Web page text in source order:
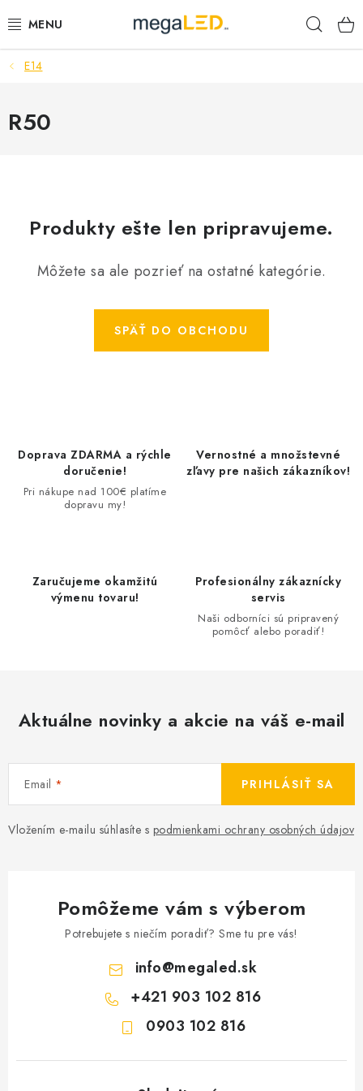
na
PRIEMYSEL
SVIETIDLÁ
ELEKTROMATERIÁL
VENTILÁTORY
SAMSUNG SVIETIDLÁ
DOM A ZÁHRADA
OBCHODNÉ PODMIENKY
O NÁS - MEGALED & JANTON ZÁKAMENNÉ
Reklamácie a formulár na odstúpenie od zmluvy
E14
R50
Produkty ešte len pripravujeme.
Môžete sa ale pozrieť na ostatné kategórie.
SPÄŤ DO OBCHODU
Doprava ZDARMA a rýchle
doručenie!
Pri nákupe nad 100€ platíme
dopravu my!
Vernostné a množstevné
zľavy pre našich zákazníkov!
Zaručujeme okamžitú
výmenu tovaru!
Profesionálny zákaznícky
servis
Naši odborníci sú pripravený
pomôcť alebo poradiť!
Aktuálne novinky a akcie na váš e-mail
Email
Vložením e-mailu súhlasíte s podmienkami ochrany osobných údajov
PRIHLÁSIŤ SA
Pomôžeme vám s výberom
Potrebujete s niečím poradiť? Sme tu pre vás!
info@megaled.sk
+421 903 102 816
0903 102 816